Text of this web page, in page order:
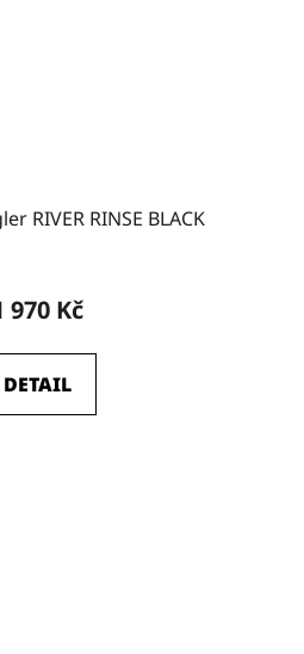
RIVER RINSE BLACK
970 Kč
DETAIL